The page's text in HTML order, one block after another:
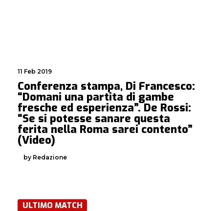
11 Feb 2019
Conferenza stampa, Di Francesco:
“Domani una partita di gambe
fresche ed esperienza”. De Rossi:
“Se si potesse sanare questa
ferita nella Roma sarei contento”
(Video)
by Redazione
ULTIMO MATCH